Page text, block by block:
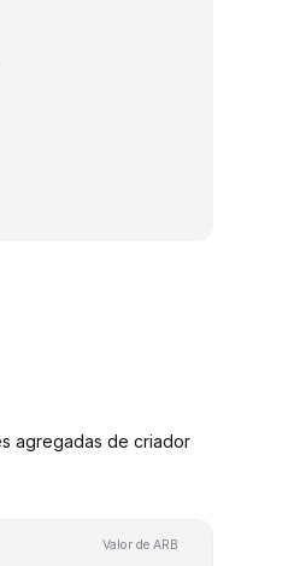
agregadas de criador
Valor de ARB